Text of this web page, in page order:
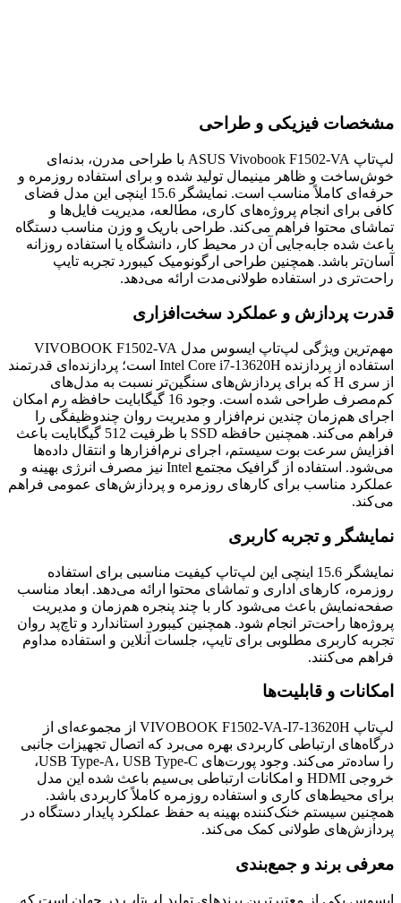
مشخصات فیزیکی و طراحی
لپ‌تاپ ASUS Vivobook F1502-VA با طراحی مدرن، بدنه‌ای
خوش‌ساخت و ظاهر مینیمال تولید شده و برای استفاده روزمره و
حرفه‌ای کاملاً مناسب است. نمایشگر 15.6 اینچی این مدل فضای
کافی برای انجام پروژه‌های کاری، مطالعه، مدیریت فایل‌ها و
تماشای محتوا فراهم می‌کند. طراحی باریک و وزن مناسب دستگاه
باعث شده جابه‌جایی آن در محیط کار، دانشگاه یا استفاده روزانه
آسان‌تر باشد. همچنین طراحی ارگونومیک کیبورد تجربه تایپ
راحت‌تری در استفاده طولانی‌مدت ارائه می‌دهد.
قدرت پردازش و عملکرد سخت‌افزاری
مهم‌ترین ویژگی لپ‌تاپ ایسوس مدل VIVOBOOK F1502-VA
استفاده از پردازنده Intel Core i7-13620H است؛ پردازنده‌ای قدرتمند
از سری H که برای پردازش‌های سنگین‌تر نسبت به مدل‌های
کم‌مصرف طراحی شده است. وجود 16 گیگابایت حافظه رم امکان
اجرای هم‌زمان چندین نرم‌افزار و مدیریت روان چندوظیفگی را
فراهم می‌کند. همچنین حافظه SSD با ظرفیت 512 گیگابایت باعث
افزایش سرعت بوت سیستم، اجرای نرم‌افزارها و انتقال داده‌ها
می‌شود. استفاده از گرافیک مجتمع Intel نیز مصرف انرژی بهینه و
عملکرد مناسب برای کارهای روزمره و پردازش‌های عمومی فراهم
می‌کند.
نمایشگر و تجربه کاربری
نمایشگر 15.6 اینچی این لپ‌تاپ کیفیت مناسبی برای استفاده
روزمره، کارهای اداری و تماشای محتوا ارائه می‌دهد. ابعاد مناسب
صفحه‌نمایش باعث می‌شود کار با چند پنجره هم‌زمان و مدیریت
پروژه‌ها راحت‌تر انجام شود. همچنین کیبورد استاندارد و تاچ‌پد روان
تجربه کاربری مطلوبی برای تایپ، جلسات آنلاین و استفاده مداوم
فراهم می‌کنند.
امکانات و قابلیت‌ها
لپ‌تاپ VIVOBOOK F1502-VA-I7-13620H از مجموعه‌ای از
درگاه‌های ارتباطی کاربردی بهره می‌برد که اتصال تجهیزات جانبی
را ساده‌تر می‌کند. وجود پورت‌های USB Type-A، USB Type-C،
خروجی HDMI و امکانات ارتباطی بی‌سیم باعث شده این مدل
برای محیط‌های کاری و استفاده روزمره کاملاً کاربردی باشد.
همچنین سیستم خنک‌کننده بهینه به حفظ عملکرد پایدار دستگاه در
پردازش‌های طولانی کمک می‌کند.
معرفی برند و جمع‌بندی
ایسوس یکی از معتبرترین برندهای تولید لپ‌تاپ در جهان است که